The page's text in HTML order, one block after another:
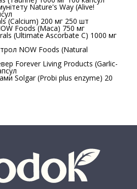
Nature's Way (Alive!
(Calcium) 200 мг 250 шт
Foods (Maca) 750 мг
(Ultimate Ascorbate C) 1000 мг
NOW Foods (Natural
Living Products (Garlic-
plus enzyme) 20